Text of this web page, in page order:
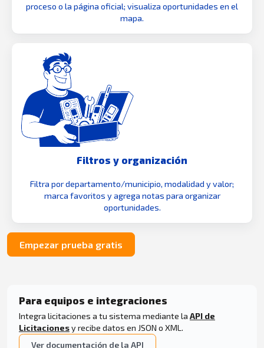
proceso o la página oficial; visualiza oportunidades en el
mapa.
Filtros y organización
Filtra por departamento/municipio, modalidad y valor;
marca favoritos y agrega notas para organizar
oportunidades.
Empezar prueba gratis
Para equipos e integraciones
Integra licitaciones a tu sistema mediante la API de
Licitacionesy recibe datos en JSON o XML.
Ver documentación de la API